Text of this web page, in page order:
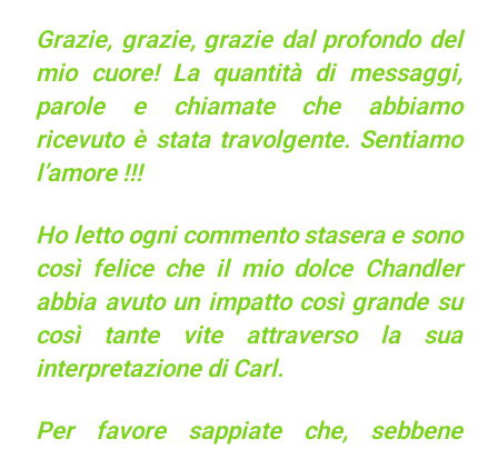
Grazie, grazie, grazie dal profondo del
mio cuore! La quantità di messaggi,
parole e chiamate che abbiamo
ricevuto è stata travolgente. Sentiamo
l’amore !!!
Ho letto ogni commento stasera e sono
così felice che il mio dolce Chandler
abbia avuto un impatto così grande su
così tante vite attraverso la sua
interpretazione di Carl.
Per favore sappiate che, sebbene